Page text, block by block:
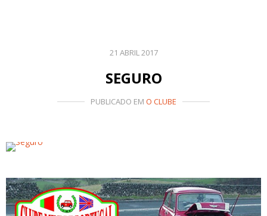
21 ABRIL 2017
SEGURO
PUBLICADO EM O CLUBE